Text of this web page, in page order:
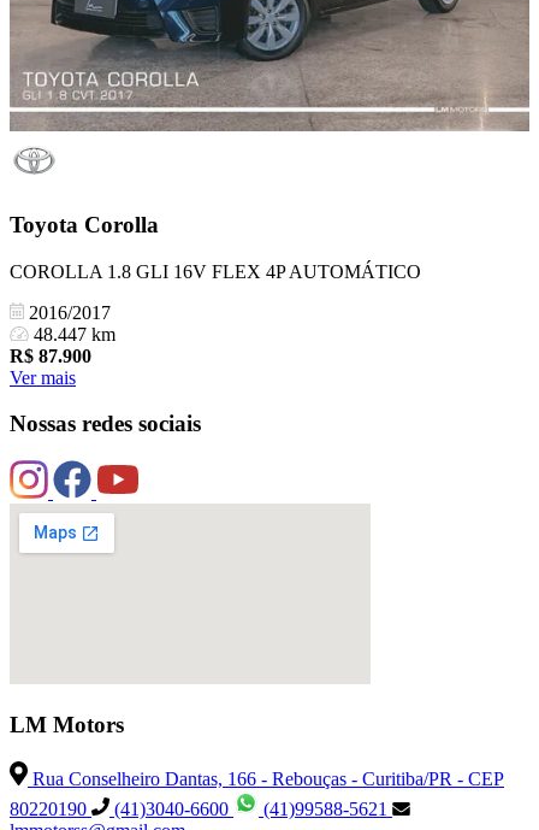
Toyota Corolla
COROLLA 1.8 GLI 16V FLEX 4P AUTOMÁTICO
2016/2017
48.447 km
R$ 87.900
Ver mais
Nossas redes sociais
LM Motors
Rua Conselheiro Dantas, 166 - Rebouças - Curitiba/PR - CEP
80220190
(41)3040-6600
(41)99588-5621